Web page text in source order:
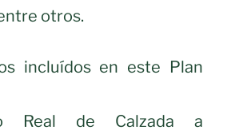
otros.
incluídos en este Plan
Real de Calzada a